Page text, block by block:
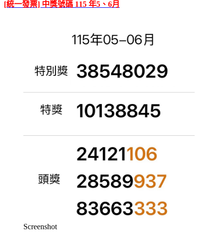
[統一發票] 中獎號碼 115 年5、6月
Screenshot